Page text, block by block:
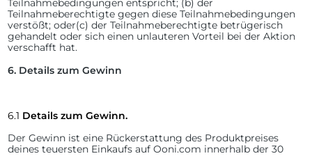
Teilnahmebedingungen entspricht; (b)der
Teilnahmeberechtigte gegen diese Teilnahmebedingungen
verstößt; oder(c)der Teilnahmeberechtigte betrügerisch
gehandelt oder sich einen unlauteren Vorteil bei der Aktion
verschafft hat.
6. Details zum Gewinn
6.1 Details zum Gewinn.
Der Gewinn ist eine Rückerstattung des Produktpreises
deines teuersten Einkaufs auf Ooni.com innerhalb der 30